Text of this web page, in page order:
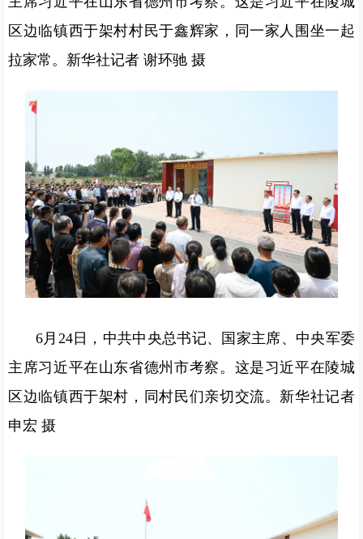
区边临镇西于架村村民于鑫辉家，同一家人围坐一起
拉家常。新华社记者 谢环驰 摄
6月24日，中共中央总书记、国家主席、中央军委
主席习近平在山东省德州市考察。这是习近平在陵城
区边临镇西于架村，同村民们亲切交流。新华社记者
申宏 摄